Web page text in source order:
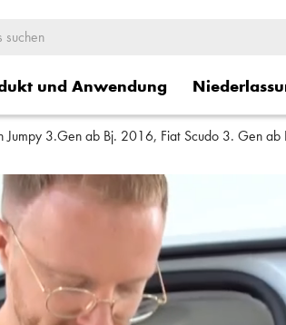
und Anwendung
Logistische Dienstleistung
3.Gen ab Bj. 2016, Fiat Scudo 3. Gen